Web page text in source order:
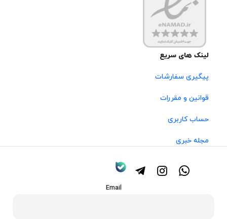
لینک های سریع
پیگیری سفارشات
قوانین و مقررات
حساب کاربری
مجله خبری
Email